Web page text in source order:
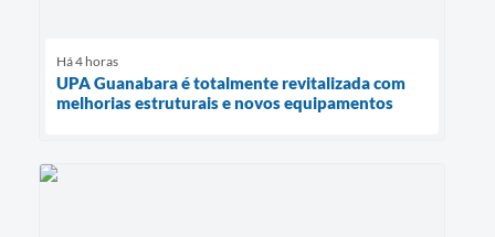
Há 4 horas
UPA Guanabara é totalmente revitalizada com
melhorias estruturais e novos equipamentos